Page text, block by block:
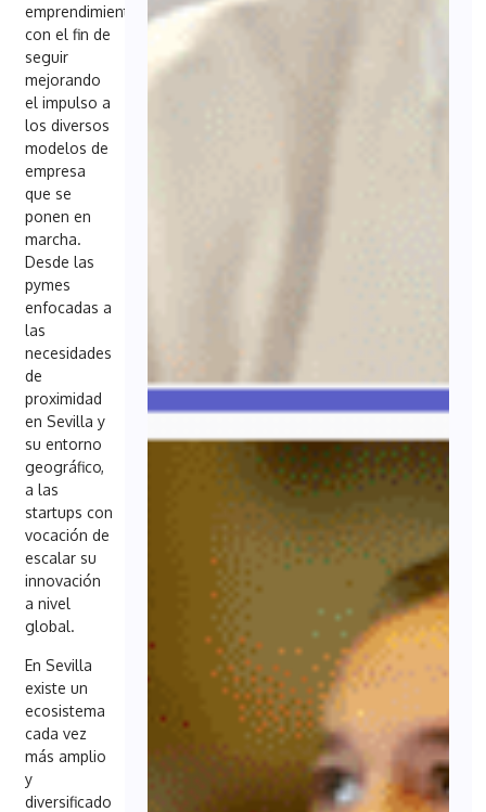
emprendimiento
con el fin de
seguir
mejorando
el impulso a
los diversos
modelos de
empresa
que se
ponen en
marcha.
Desde las
pymes
enfocadas a
las
necesidades
de
proximidad
en Sevilla y
su entorno
geográfico,
a las
startups con
vocación de
escalar su
innovación
a nivel
global.
En Sevilla
existe un
ecosistema
cada vez
más amplio
y
diversificado